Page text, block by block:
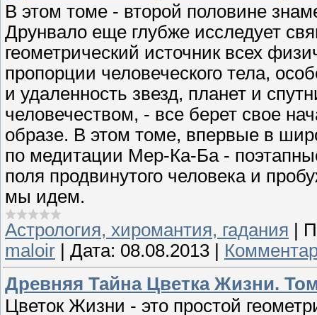
В этом томе - второй половине
Друнвало еще глубже исследует
геометрический источник всех
пропорции человеческого тела,
и удаленность звезд, планет и
человечеством, - все берет свое
образе. В этом томе, впервые в
по медитации Мер-Ка-Ба -
поля продвинутого человека и
мы идем.
Астрология, хиромантия, гадания |
maloir | Дата: 08.08.2013 |
Древняя Тайна Цветка Жизни.
Цветок Жизни - это простой